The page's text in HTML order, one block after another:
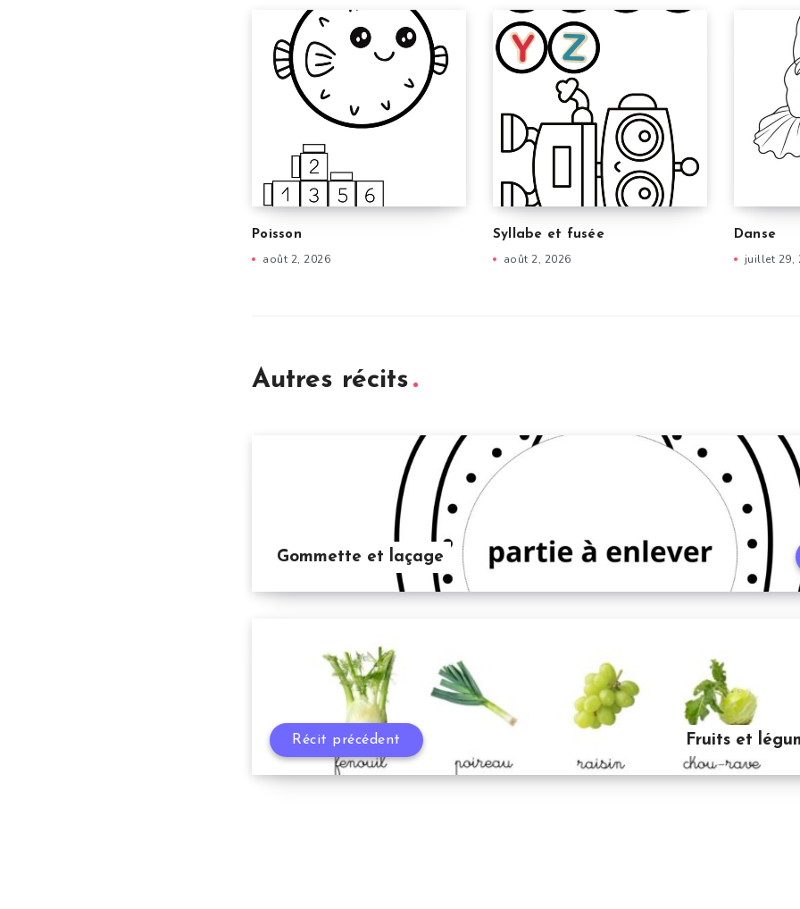
Poisson
août 2, 2026
Syllabe et fusée
août 2, 2026
Danse
juillet 29,
Autres récits
Gommette et laçage
Fruits et
Récit précédent